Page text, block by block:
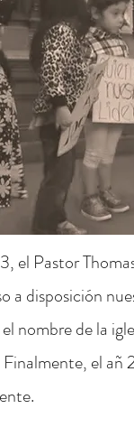
el Pastor
disposición
nombre de la
el